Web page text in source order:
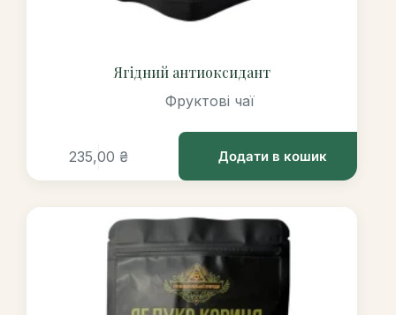
Ягідний антиоксидант
Фруктові чаї
235,00 ₴ Додати в кошик